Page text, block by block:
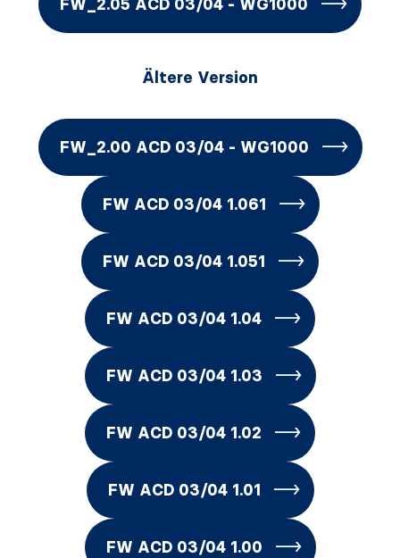
FW_2.05 ACD 03/04 - WG1000
Ältere Version
FW_2.00 ACD 03/04 - WG1000
FW ACD 03/04 1.061
FW ACD 03/04 1.051
FW ACD 03/04 1.04
FW ACD 03/04 1.03
FW ACD 03/04 1.02
FW ACD 03/04 1.01
FW ACD 03/04 1.00